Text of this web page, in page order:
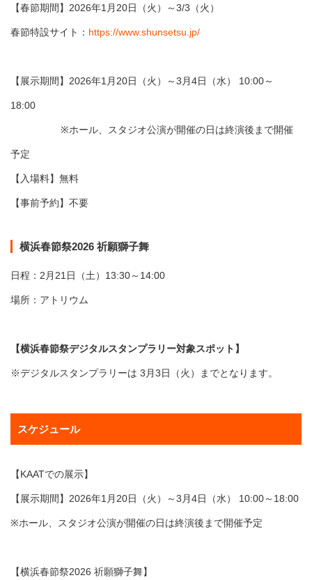
【春節期間】2026年1月20日（火）～3/3（火）
春節特設サイト： https://www.shunsetsu.jp/
【展示期間】2026年1月20日（火）～3月4日（水） 10:00～
18:00
※ホール、スタジオ公演が開催の日は終演後まで開催
予定
【入場料】無料
【事前予約】不要
横浜春節祭2026 祈願獅子舞
日程：2月21日（土）13:30～14:00
場所：アトリウム
【横浜春節祭デジタルスタンプラリー対象スポット】
※デジタルスタンプラリーは 3月3日（火）までとなります。
スケジュール
【KAATでの展示】
【展示期間】2026年1月20日（火）～3月4日（水） 10:00～18:00
※ホール、スタジオ公演が開催の日は終演後まで開催予定
【横浜春節祭2026 祈願獅子舞】